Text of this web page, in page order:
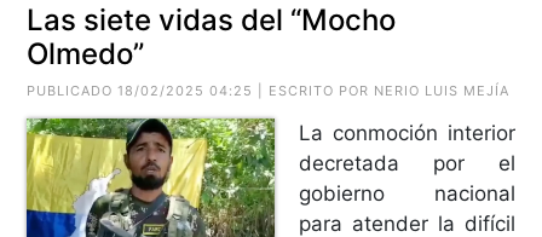
Las siete vidas del “Mocho
Olmedo”
PUBLICADO 18/02/2025 04:25 | ESCRITO POR NERIO LUIS MEJÍA
La conmoción interior
decretada por el
gobierno nacional
para atender la difícil